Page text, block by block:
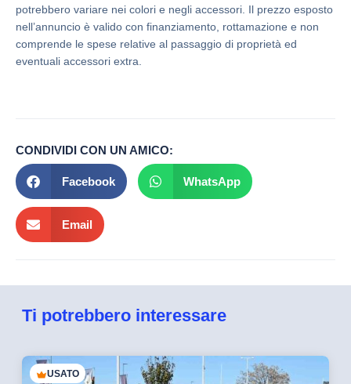
potrebbero variare nei colori e negli accessori. Il prezzo esposto
nell’annuncio è valido con finanziamento, rottamazione e non
comprende le spese relative al passaggio di proprietà ed
eventuali accessori extra.
CONDIVIDI CON UN AMICO:
Facebook WhatsApp
Email
Ti potrebbero interessare
USATO